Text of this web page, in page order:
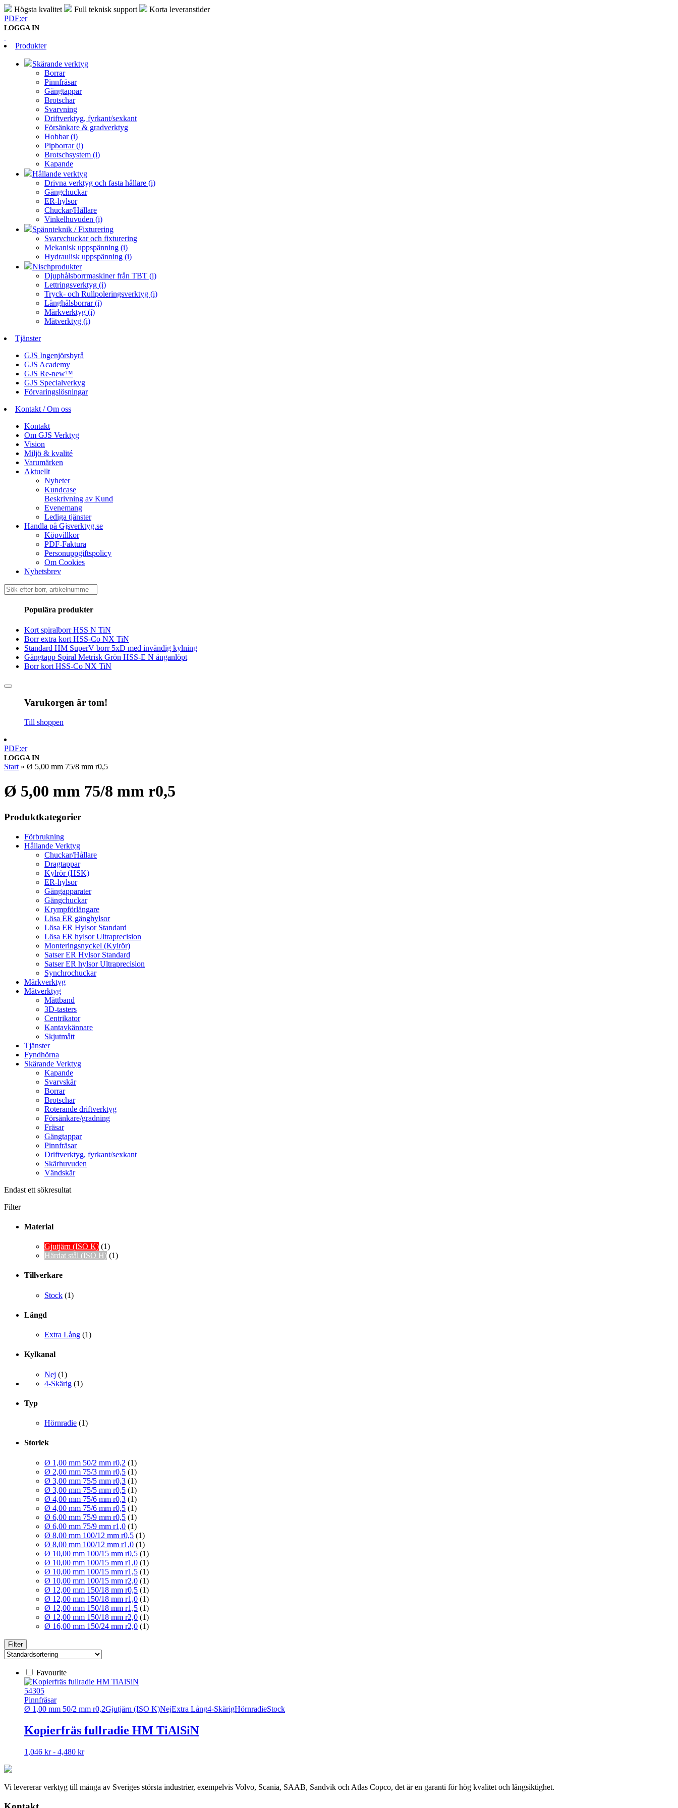
Högsta kvalitet Full teknisk support
Korta leveranstider
PDF:er
LOGGA IN
Produkter
Skärande verktyg
Borrar
Pinnfräsar
Gängtappar
Brotschar
Svarvning
Driftverktyg, fyrkant/sexkant
Försänkare & gradverktyg
Hobbar (i)
Pipborrar (i)
Brotschsystem (i)
Kapande
Hållande verktyg
Drivna verktyg och fasta hållare (i)
Gängchuckar
ER-hylsor
Chuckar/Hållare
Vinkelhuvuden (i)
Spännteknik / Fixturering
Svarvchuckar och fixturering
Mekanisk uppspänning (i)
Hydraulisk uppspänning (i)
Nischprodukter
Djuphålsborrmaskiner från TBT (i)
Lettringsverktyg (i)
Tryck- och Rullpoleringsverktyg (i)
Långhålsborrar (i)
Märkverktyg (i)
Mätverktyg (i)
Tjänster
GJS Ingenjörsbyrå
GJS Academy
GJS Re-new™
GJS Specialverkyg
Förvaringslösningar
Kontakt / Om oss
Kontakt
Om GJS Verktyg
Vision
Miljö & kvalité
Varumärken
Aktuellt
Nyheter
Kundcase
Beskrivning av Kund
Evenemang
Lediga tjänster
Handla på Gjsverktyg.se
Köpvillkor
PDF-Faktura
Personuppgiftspolicy
Om Cookies
Nyhetsbrev
Sök
efter:
Populära produkter
Kort spiralborr HSS N TiN
Borr extra kort HSS-Co NX TiN
Standard HM SuperV borr 5xD med invändig kylning
Gängtapp Spiral Metrisk Grön HSS-E N ånganlöpt
Borr kort HSS-Co NX TiN
Varukorgen är tom!
Till shoppen
PDF:er
LOGGA IN
Start » Ø 5,00 mm 75/8 mm r0,5
Ø 5,00 mm 75/8 mm r0,5
Produktkategorier
Förbrukning
Hållande Verktyg
Chuckar/Hållare
Dragtappar
Kylrör (HSK)
ER-hylsor
Gängapparater
Gängchuckar
Krympförlängare
Lösa ER gänghylsor
Lösa ER Hylsor Standard
Lösa ER hylsor Ultraprecision
Monteringsnyckel (Kylrör)
Satser ER Hylsor Standard
Satser ER hylsor Ultraprecision
Synchrochuckar
Märkverktyg
Mätverktyg
Måttband
3D-tasters
Centrikator
Kantavkännare
Skjutmått
Tjänster
Fyndhörna
Skärande Verktyg
Kapande
Svarvskär
Borrar
Brotschar
Roterande driftverktyg
Försänkare/gradning
Fräsar
Gängtappar
Pinnfräsar
Driftverktyg, fyrkant/sexkant
Skärhuvuden
Vändskär
Endast ett sökresultat
Filter
Material
Gjutjärn (ISO K) (1)
Härdat stål (ISO H) (1)
Tillverkare
Stock (1)
Längd
Extra Lång (1)
Kylkanal
Nej (1)
4-Skärig (1)
Typ
Hörnradie (1)
Storlek
Ø 1,00 mm 50/2 mm r0,2 (1)
Ø 2,00 mm 75/3 mm r0,5 (1)
Ø 3,00 mm 75/5 mm r0,3 (1)
Ø 3,00 mm 75/5 mm r0,5 (1)
Ø 4,00 mm 75/6 mm r0,3 (1)
Ø 4,00 mm 75/6 mm r0,5 (1)
Ø 6,00 mm 75/9 mm r0,5 (1)
Ø 6,00 mm 75/9 mm r1,0 (1)
Ø 8,00 mm 100/12 mm r0,5 (1)
Ø 8,00 mm 100/12 mm r1,0 (1)
Ø 10,00 mm 100/15 mm r0,5 (1)
Ø 10,00 mm 100/15 mm r1,0 (1)
Ø 10,00 mm 100/15 mm r1,5 (1)
Ø 10,00 mm 100/15 mm r2,0 (1)
Ø 12,00 mm 150/18 mm r0,5 (1)
Ø 12,00 mm 150/18 mm r1,0 (1)
Ø 12,00 mm 150/18 mm r1,5 (1)
Ø 12,00 mm 150/18 mm r2,0 (1)
Ø 16,00 mm 150/24 mm r2,0 (1)
Filter
Favourite
54305
Pinnfräsar
Ø 1,00 mm 50/2 mm r0,2Gjutjärn (ISO K)NejExtra Lång4-SkärigHörnradieStock
Kopierfräs fullradie HM TiAlSiN
1,046 kr - 4,480 krDen
flera
Vi levererar verktyg till många av Sveriges största industrier, exempelvis Volvo, Scania, SAAB, Sandvik och Atlas Copco, det är en garanti för hög kvalitet och långsiktighet.